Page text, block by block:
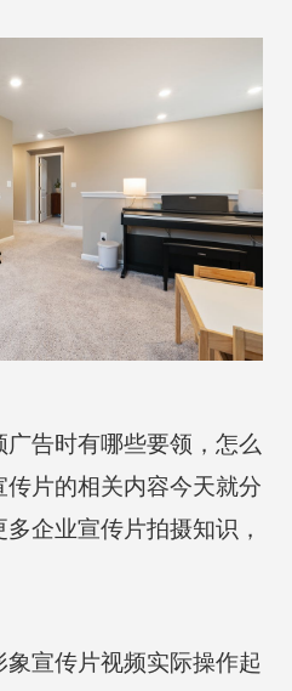
告时有哪些要领，怎么
片的相关内容今天就分
企业宣传片拍摄知识，
宣传片视频实际操作起